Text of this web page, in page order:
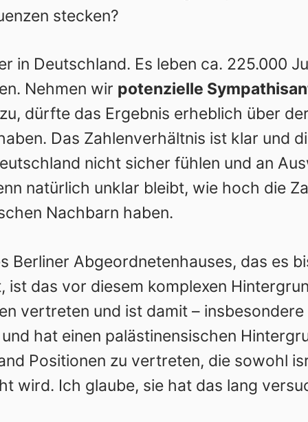
stecken?
in Deutschland. Es leben ca. 225.000
Nehmen wir potenzielle
dürfte das Ergebnis erheblich über
Das Zahlenverhältnis ist klar und
nicht sicher fühlen und an
natürlich unklar bleibt, wie hoch die
Nachbarn haben.
Berliner Abgeordnetenhauses, das es
ist das vor diesem komplexen
vertreten und ist damit – insbesondere
hat einen palästinensischen
Positionen zu vertreten, die sowohl
wird. Ich glaube, sie hat das lang